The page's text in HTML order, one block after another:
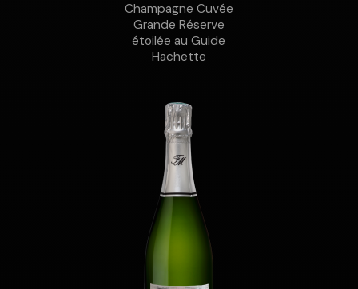
Champagne Cuvée
Grande Réserve
étoilée au Guide
Hachette